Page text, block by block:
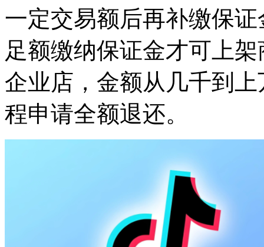
一定交易额后再补缴保
足额缴纳保证金才可上
企业店，金额从几千到
程申请全额退还。